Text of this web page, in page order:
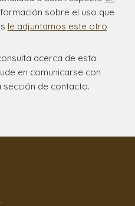
sobre el uso que
le adjuntamos este otro
acerca de esta
en comunicarse con
de contacto.